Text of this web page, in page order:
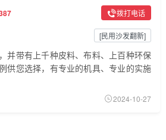
拨打电话
[民用沙发翻新]
并带有上千种皮料、布料、上百种环保
供您选择，有专业的机具、专业的实施
2024-10-27